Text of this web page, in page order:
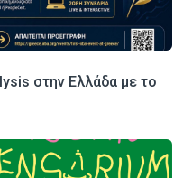
στην Ελλάδα με το